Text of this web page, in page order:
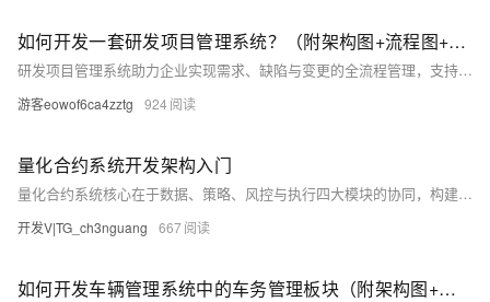
如何开发一套研发项目管理系统？（附架构图+流程图+代码参考）
研发项目管理系统助力企业实现需求、缺陷与变更的全流程管理，支持看板可视化、数据化决策与成本优化。系统以MVP模式快速上线，核心功能包括需求看板、缺陷闭环、自动日报及关键指标分析，助力中小企业提升交付效率与协作质量。
游客eowof6ca4zztg 924
量化合约系统开发架构入门
量化合约系统核心在于数据、策略、风控与执行四大模块的协同，构建从数据到决策再到执行的闭环工作流。强调可追溯、可复现与可观测性，避免常见误区如重回测轻验证、忽视数据质量或滞后风控。初学者应以MVP为起点，结合回测框架与实时风控实践，逐步迭代。详见相关入门与实战资料。
开发V|TG_ch3nguang 667
如何开发车辆管理系统中的车务管理板块（附架构图+流程图+代码参考）